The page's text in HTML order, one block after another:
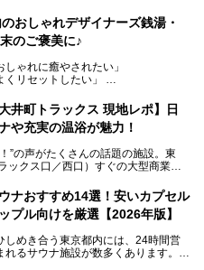
クなタイル絵はそのまま、昔からここ
新しく足を運んでくれる人にも愛され
して生まれ変わりました。洞窟のよ
登場したスポットも併せて紹介しま
るのに、基本の入浴料が銭湯価格の5
おしゃれデザイナーズ銭湯・
のご褒美に♪
しゃれに癒やされたい」
くリセットしたい」
タイルの銭湯です。
「デザイナーズ銭湯」や「ネオ銭
れらがどんな銭湯なのか、その気に
を、おすすめの順番で一挙にご紹介
井町トラックス 現地レポ】日
や充実の温浴が魅力！
”の声がたくさんの話題の施設。東
ックス口／西口）すぐの大型商業施
がニューオープン。施設の様子をレ
ナおすすめ14選！安いカプセル
プル向けを厳選【2026年版】
しめき合う東京都内には、24時間営
るサウナ施設が数多くあります。